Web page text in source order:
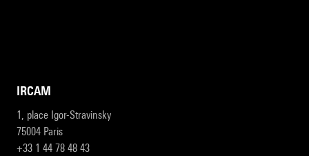
IRCAM
1, place Igor-Stravinsky
75004 Paris
+33 1 44 78 48 43